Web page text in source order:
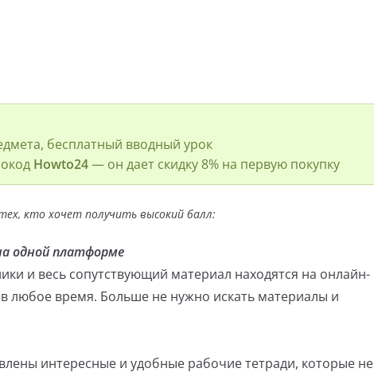
бесплатный вводный урок
Howto24— он дает скидку 8% на первую покупку
кто хочет получить высокий балл:
одной платформе
и весь сопутствующий материал находятся на онлайн-
любое время. Больше не нужно искать материалы и
интересные и удобные рабочие тетради, которые не